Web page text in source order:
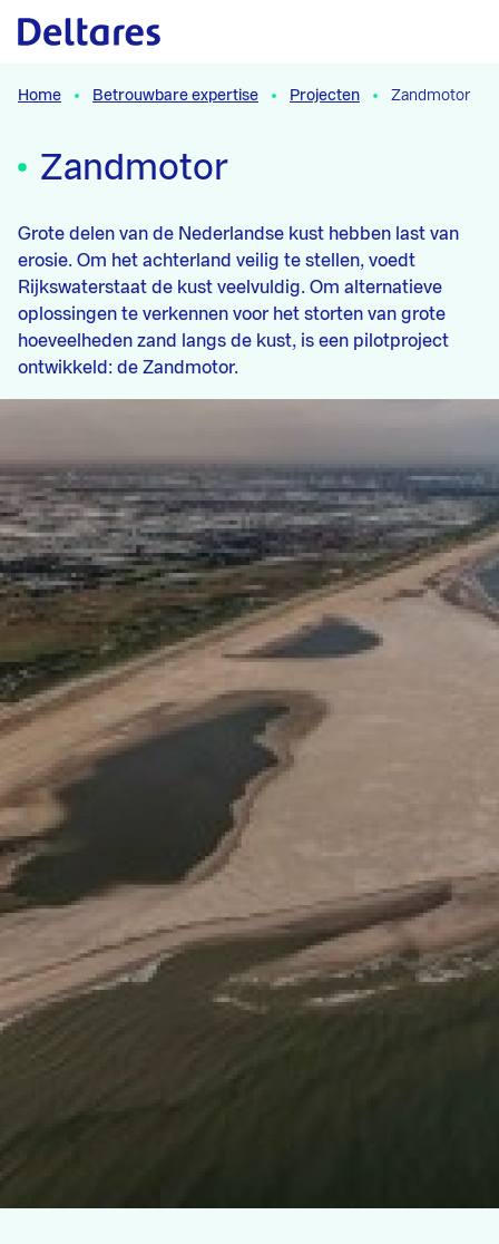
Naar hoofdcontent
Home Betrouwbare expertise Projecten Zandmotor
Zandmotor
Grote delen van de Nederlandse kust hebben last van
erosie. Om het achterland veilig te stellen, voedt
Rijkswaterstaat de kust veelvuldig. Om alternatieve
oplossingen te verkennen voor het storten van grote
hoeveelheden zand langs de kust, is een pilotproject
ontwikkeld: de Zandmotor.